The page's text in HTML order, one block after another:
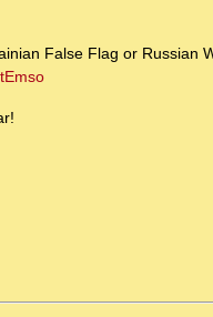
False Flag or Russian